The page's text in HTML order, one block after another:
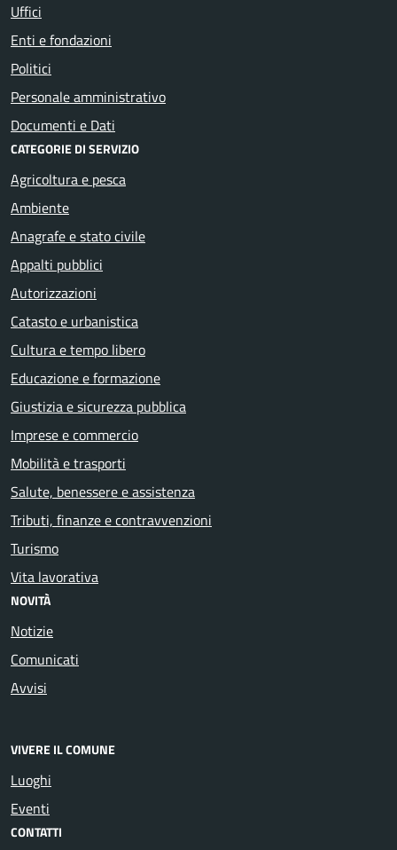
Uffici
Enti e fondazioni
Politici
Personale amministrativo
Documenti e Dati
CATEGORIE DI SERVIZIO
Agricoltura e pesca
Ambiente
Anagrafe e stato civile
Appalti pubblici
Autorizzazioni
Catasto e urbanistica
Cultura e tempo libero
Educazione e formazione
Giustizia e sicurezza pubblica
Imprese e commercio
Mobilità e trasporti
Salute, benessere e assistenza
Tributi, finanze e contravvenzioni
Turismo
Vita lavorativa
NOVITÀ
Notizie
Comunicati
Avvisi
VIVERE IL COMUNE
Luoghi
Eventi
CONTATTI